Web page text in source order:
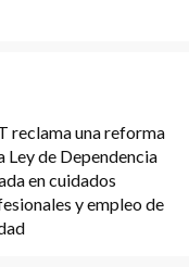
reclama una reforma
Ley de Dependencia
en cuidados
y empleo de